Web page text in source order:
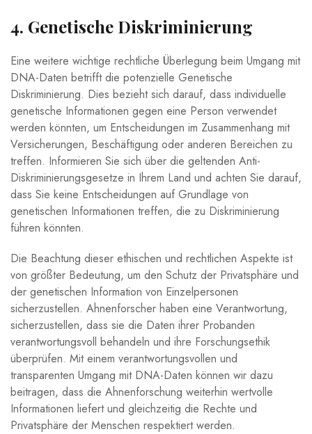
4. Genetische Diskriminierung
Eine weitere wichtige rechtliche Überlegung beim Umgang mit
DNA-Daten betrifft die potenzielle Genetische
Diskriminierung. Dies bezieht sich darauf, dass individuelle
genetische Informationen gegen eine Person verwendet
werden könnten, um Entscheidungen im Zusammenhang mit
Versicherungen, Beschäftigung oder anderen Bereichen zu
treffen. Informieren Sie sich über die geltenden Anti-
Diskriminierungsgesetze in Ihrem Land und achten Sie darauf,
dass Sie keine Entscheidungen auf Grundlage von
genetischen Informationen treffen, die zu Diskriminierung
führen könnten.
Die Beachtung dieser ethischen und rechtlichen Aspekte ist
von größter Bedeutung, um den Schutz der Privatsphäre und
der genetischen Information von Einzelpersonen
sicherzustellen. Ahnenforscher haben eine Verantwortung,
sicherzustellen, dass sie die Daten ihrer Probanden
verantwortungsvoll behandeln und ihre Forschungsethik
überprüfen. Mit einem verantwortungsvollen und
transparenten Umgang mit DNA-Daten können wir dazu
beitragen, dass die Ahnenforschung weiterhin wertvolle
Informationen liefert und gleichzeitig die Rechte und
Privatsphäre der Menschen respektiert werden.